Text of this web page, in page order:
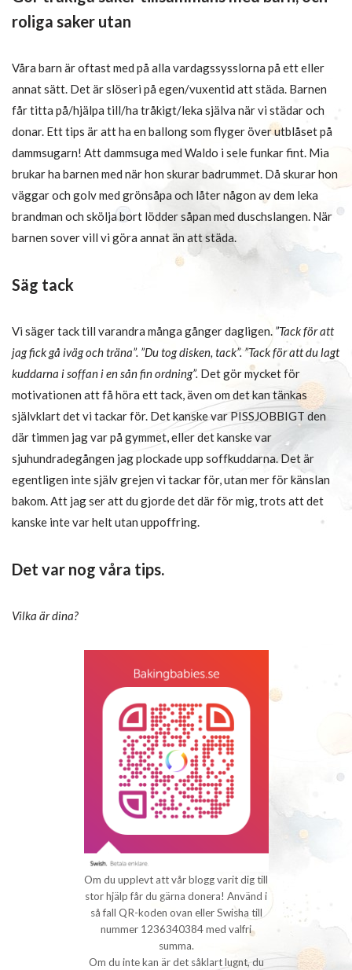
roliga saker utan
Våra barn är oftast med på alla vardagssysslorna på ett eller
annat sätt. Det är slöseri på egen/vuxentid att städa. Barnen
får titta på/hjälpa till/ha tråkigt/leka själva när vi städar och
donar. Ett tips är att ha en ballong som flyger över utblåset på
dammsugarn! Att dammsuga med Waldo i sele funkar fint. Mia
brukar ha barnen med när hon skurar badrummet. Då skurar hon
väggar och golv med grönsåpa och låter någon av dem leka
brandman och skölja bort lödder såpan med duschslangen. När
barnen sover vill vi göra annat än att städa.
Säg tack
Vi säger tack till varandra många gånger dagligen. ”Tack för att
jag fick gå iväg och träna”. ”Du tog disken, tack”. ”Tack för att du lagt
kuddarna i soffan i en sån fin ordning”. Det gör mycket för
motivationen att få höra ett tack, även om det kan tänkas
självklart det vi tackar för. Det kanske var PISSJOBBIGT den
där timmen jag var på gymmet, eller det kanske var
sjuhundradegången jag plockade upp soffkuddarna. Det är
egentligen inte själv grejen vi tackar för, utan mer för känslan
bakom. Att jag ser att du gjorde det där för mig, trots att det
kanske inte var helt utan uppoffring.
Det var nog våra tips.
Vilka är dina?
Om du upplevt att vår blogg varit dig till
stor hjälp får du gärna donera! Använd i
så fall QR-koden ovan eller Swisha till
nummer 1236340384 med valfri
summa.
Om du inte kan är det såklart lugnt, du